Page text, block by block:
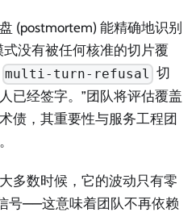
(postmortem) 能精确地识别
没有被任何核准的切片覆
multi-turn-refusal 切
已经签字。”团队将评估覆盖
债，其重要性与服务工程团
多数时候，它的波动只有零
号——这意味着团队不再依赖